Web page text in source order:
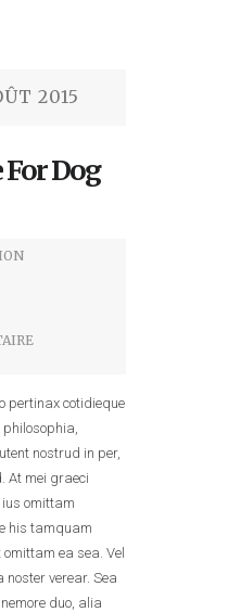
2015
Dog
pertinax cotidieque
nostrud in per,
At mei graeci
ius omittam
his tamquam
ea sea. Vel
noster verear. Sea
duo, alia